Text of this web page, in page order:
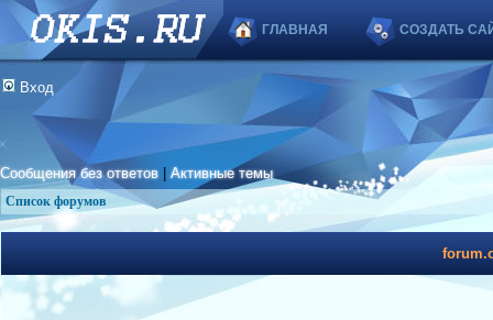
ГЛАВНАЯ СОЗДАТЬ
Вход
Сообщения без ответов |Активные темы
Список форумов